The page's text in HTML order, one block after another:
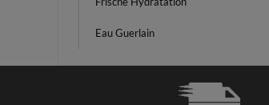
Eau Guerlain